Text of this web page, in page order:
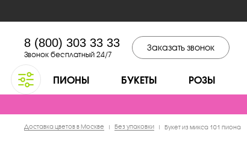
8 (800) 303 33 33
Звонок бесплатный 24/7
Заказать звонок
ПИОНЫ БУКЕТЫ РОЗЫ
Доставка цветов в Москве | Без упаковки | Букет из микса 101 пиона